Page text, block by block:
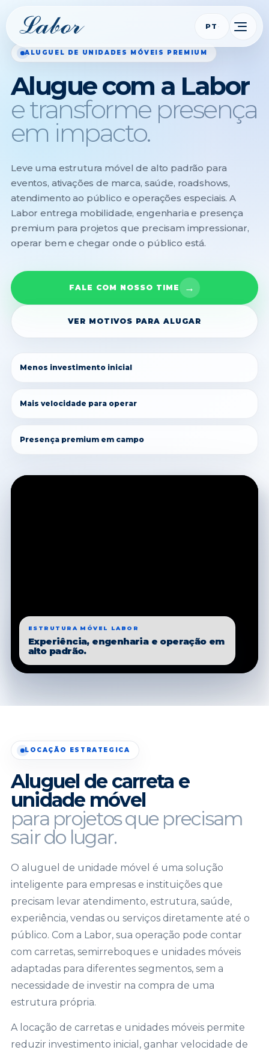
PT
ALUGUEL DE UNIDADES MÓVEIS PREMIUM
Alugue com a Labor
e transforme presença
em impacto.
Leve uma estrutura móvel de alto padrão para
eventos, ativações de marca, saúde, roadshows,
atendimento ao público e operações especiais. A
Labor entrega mobilidade, engenharia e presença
premium para projetos que precisam impressionar,
operar bem e chegar onde o público está.
FALE COM NOSSO TIME →
VER MOTIVOS PARA ALUGAR
Menos investimento inicial
Mais velocidade para operar
Presença premium em campo
ESTRUTURA MÓVEL LABOR
Experiência, engenharia e operação em
alto padrão.
LOCAÇÃO ESTRATEGICA
Aluguel de carreta e
unidade móvel
para projetos que precisam
sair do lugar.
O aluguel de unidade móvel é uma solução
inteligente para empresas e instituições que
precisam levar atendimento, estrutura, saúde,
experiência, vendas ou serviços diretamente até o
público. Com a Labor, sua operação pode contar
com carretas, semirreboques e unidades móveis
adaptadas para diferentes segmentos, sem a
necessidade de investir na compra de uma
estrutura própria.
A locação de carretas e unidades móveis permite
reduzir investimento inicial, ganhar velocidade de